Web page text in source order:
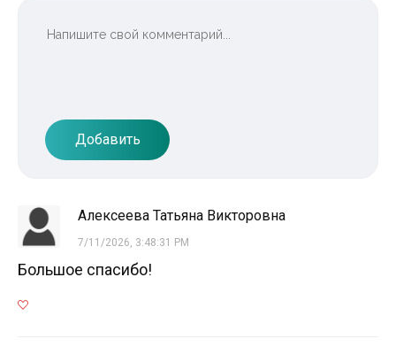
Добавить
Алексеева Татьяна Викторовна
7/11/2026, 3:48:31 PM
Большое спасибо!